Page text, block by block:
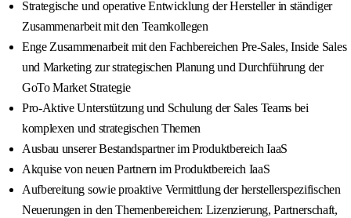
Strategische und operative Entwicklung der Hersteller in ständiger
Zusammenarbeit mit den Teamkollegen
Enge Zusammenarbeit mit den Fachbereichen Pre-Sales, Inside Sales
und Marketing zur strategischen Planung und Durchführung der
GoTo Market Strategie
Pro-Aktive Unterstützung und Schulung der Sales Teams bei
komplexen und strategischen Themen
Ausbau unserer Bestandspartner im Produktbereich IaaS
Akquise von neuen Partnern im Produktbereich IaaS
Aufbereitung sowie proaktive Vermittlung der herstellerspezifischen
Neuerungen in den Themenbereichen: Lizenzierung, Partnerschaft,